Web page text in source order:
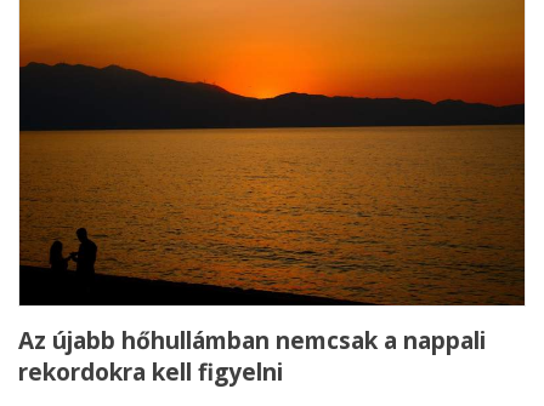
Az újabb hőhullámban nemcsak a nappali
rekordokra kell figyelni